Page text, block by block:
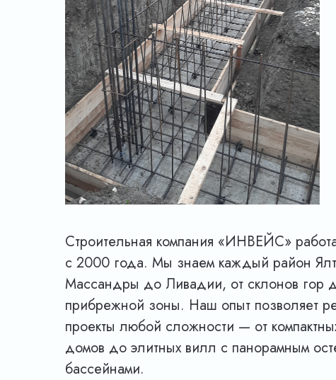
Строительная компания «ИНВЕЙС»
с 2000 года. Мы знаем каждый район
Массандры до Ливадии, от склонов гор
прибрежной зоны. Наш опыт позволяет
проекты любой сложности — от
домов до элитных вилл с панорамным
бассейнами.